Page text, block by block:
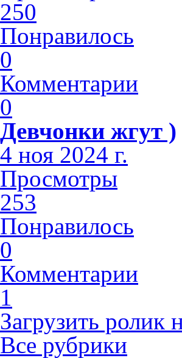
250
Понравилось
0
Комментарии
0
Девчонки жгут )
4 ноя 2024 г.
Просмотры
253
Понравилось
0
Комментарии
1
Загрузить ролик
Все рубрики